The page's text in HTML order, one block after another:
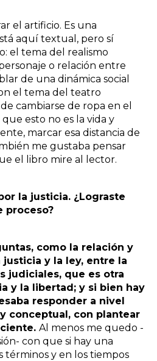
el artificio. Es una
aquí textual, pero sí
el tema del realismo
o relación entre
de una dinámica social
el tema del teatro
cambiarse de ropa en el
esto no es la vida y
marcar esa distancia de
me gustaba pensar
el libro mire al lector.
la justicia. ¿Lograste
proceso?
como la relación y
y la ley, entre la
judiciales, que es otra
y la libertad; y si bien hay
responder a nivel
conceptual, con plantear
Al menos me quedo -
con que si hay una
términos y en los tiempos